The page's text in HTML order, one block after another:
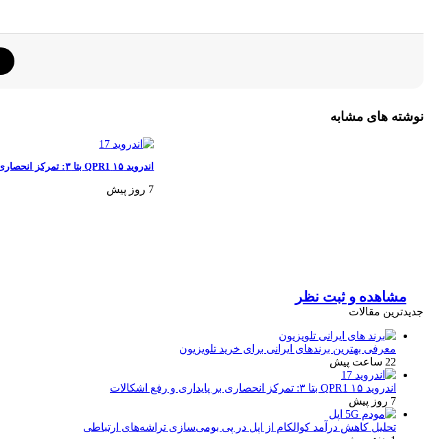
نوشته های مشابه
اندروید ۱۵ QPR1 بتا ۳: تمرکز انحصاری بر پایداری و رفع اشکالات
7 روز پیش
مشاهده و ثبت نظر
جدیدترین مقالات
معرفی بهترین برندهای ایرانی برای خرید تلویزیون
22 ساعت پیش
اندروید ۱۵ QPR1 بتا ۳: تمرکز انحصاری بر پایداری و رفع اشکالات
7 روز پیش
تحلیل کاهش درآمد کوالکام از اپل در پی بومی‌سازی تراشه‌های ارتباطی